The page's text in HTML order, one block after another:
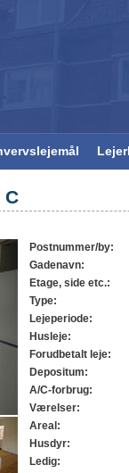
C
Postnummer/by:
Gadenavn:
Etage, side etc.:
Type:
Lejeperiode:
Husleje:
Forudbetalt leje:
Depositum:
A/C-forbrug:
Værelser:
Areal:
Husdyr:
Ledig: